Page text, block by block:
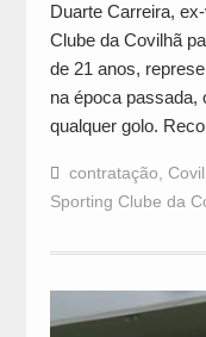
Duarte Carreira,
Clube da Covilhã
de 21 anos,
na época passada,
qualquer golo.
contratação,
Sporting Clube da